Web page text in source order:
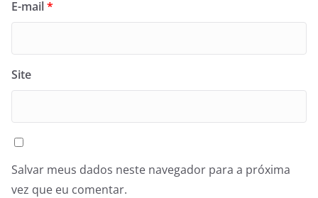
E-mail*
Site
Salvar meus dados neste navegador para a próxima
vez que eu comentar.